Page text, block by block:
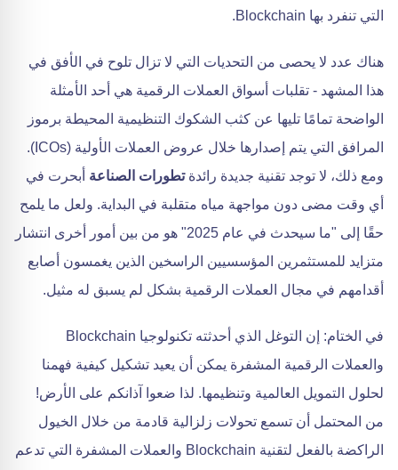
التي تنفرد بها Blockchain.
هناك عدد لا يحصى من التحديات التي لا تزال تلوح في الأفق في
هذا المشهد - تقلبات أسواق العملات الرقمية هي أحد الأمثلة
الواضحة تمامًا تليها عن كثب الشكوك التنظيمية المحيطة برموز
المرافق التي يتم إصدارها خلال عروض العملات الأولية (ICOs).
ومع ذلك، لا توجد تقنية جديدة رائدةتطورات الصناعة أبحرت في
أي وقت مضى دون مواجهة مياه متقلبة في البداية. ولعل ما يلمح
حقًا إلى "ما سيحدث في عام 2025" هو من بين أمور أخرى انتشار
متزايد للمستثمرين المؤسسيين الراسخين الذين يغمسون أصابع
أقدامهم في مجال العملات الرقمية بشكل لم يسبق له مثيل.
في الختام: إن التوغل الذي أحدثته تكنولوجيا Blockchain
والعملات الرقمية المشفرة يمكن أن يعيد تشكيل كيفية فهمنا
لحلول التمويل العالمية وتنظيمها. لذا ضعوا آذانكم على الأرض!
من المحتمل أن تسمع تحولات زلزالية قادمة من خلال الخيول
الراكضة بالفعل لتقنية Blockchain والعملات المشفرة التي تدعم